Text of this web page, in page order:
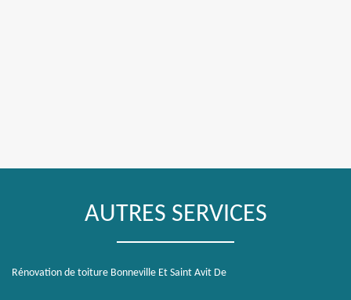
AUTRES SERVICES
Rénovation de toiture Bonneville Et Saint Avit De